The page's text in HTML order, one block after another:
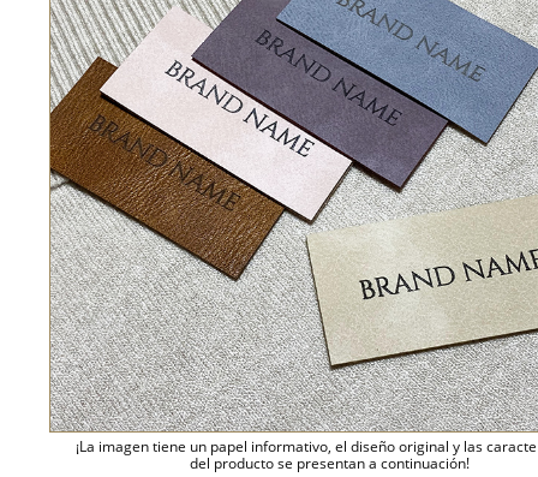
¡La imagen tiene un papel informativo, el diseño original y las
del producto se presentan a continuación!